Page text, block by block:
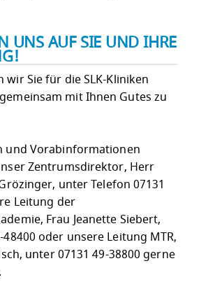
UNS AUF SIE UND IHRE
wir Sie für die SLK-Kliniken
mit Ihnen Gutes zu
und Vorabinformationen
Zentrumsdirektor, Herr
unter Telefon 07131
Leitung der
Frau Jeanette Siebert,
oder unsere Leitung MTR,
unter 07131 49-38800 gerne